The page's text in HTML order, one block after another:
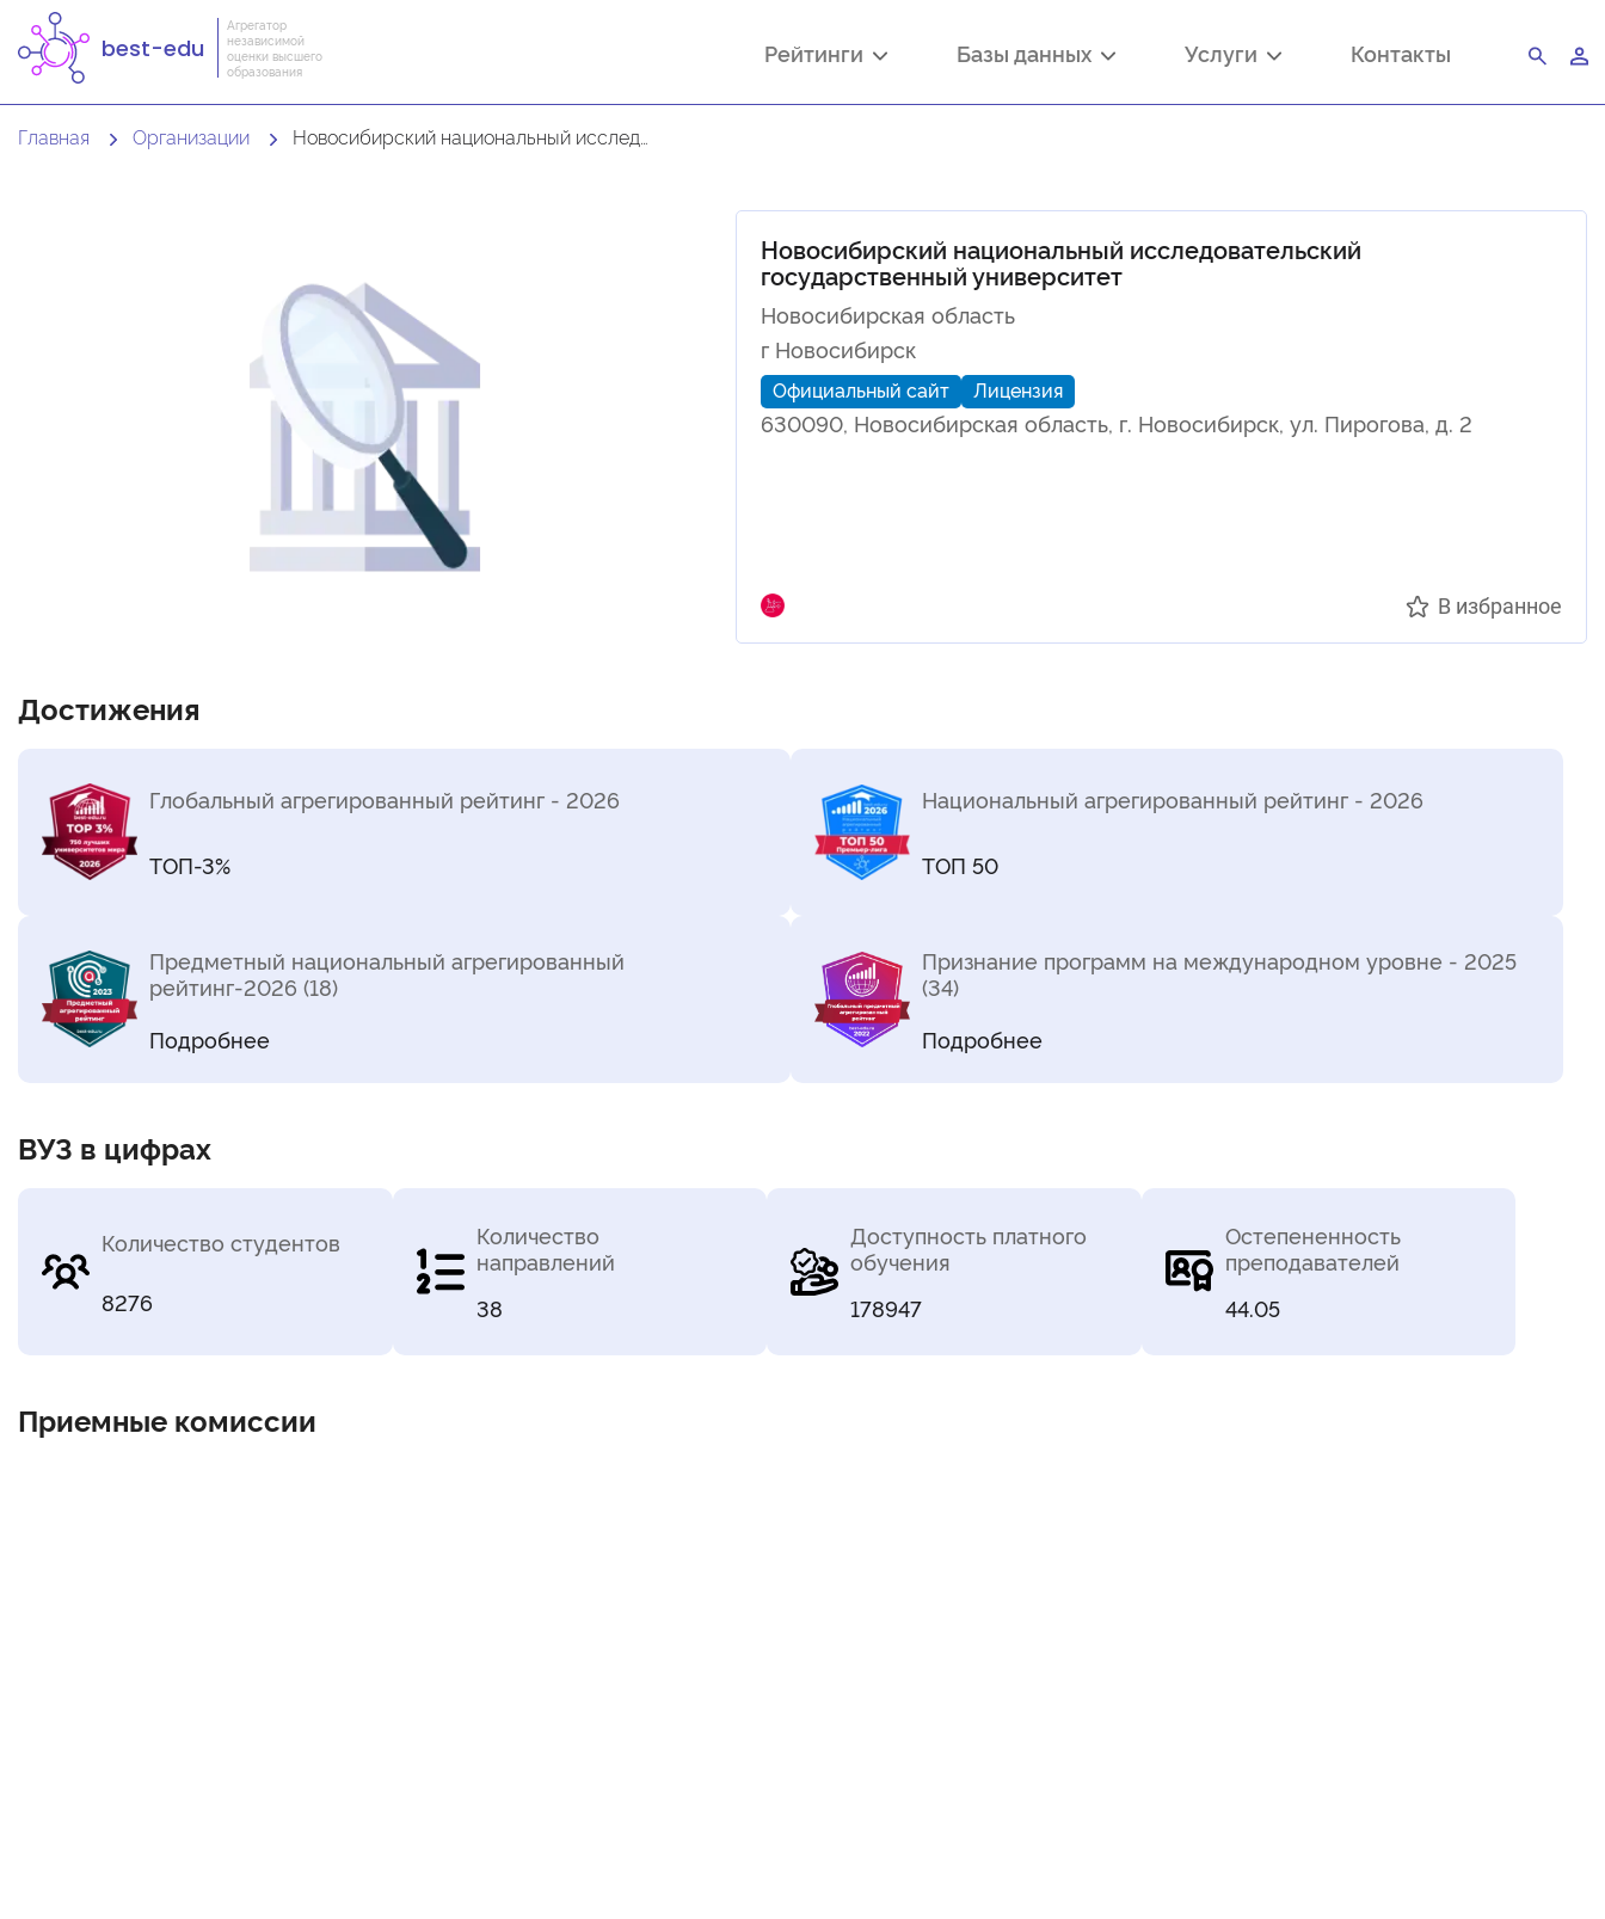
best-edu
Агрегатор
независимой
оценки высшего
образования
Рейтинги Базы данных Услуги Контакты
Главная Организации Новосибирский национальный исследовательский государственный университет
Новосибирский национальный исследовательский
государственный университет
Новосибирская область
г Новосибирск
Официальный сайт Лицензия
630090, Новосибирская область, г. Новосибирск, ул. Пирогова, д. 2
В избранное
Достижения
Глобальный агрегированный рейтинг - 2026
ТОП-3%
Национальный агрегированный рейтинг - 2026
ТОП 50
Предметный национальный агрегированный
рейтинг-2026 (18)
Подробнее
Признание программ на международном уровне - 2025
(34)
Подробнее
ВУЗ в цифрах
Количество студентов
8276
Количество
направлений
38
Доступность платного
обучения
178947
Остепененность
преподавателей
44.05
Приемные комиссии